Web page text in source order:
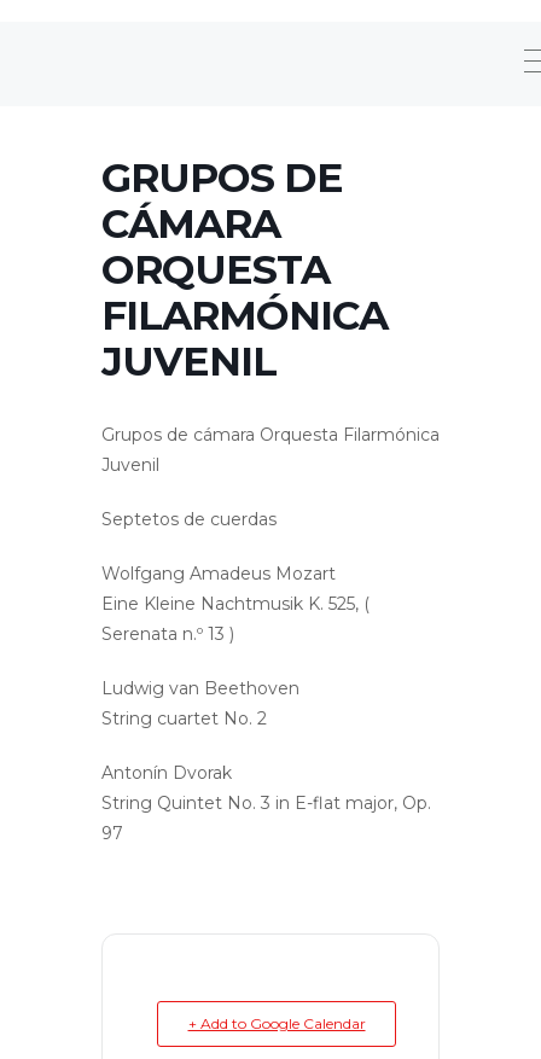
GRUPOS DE
CÁMARA
ORQUESTA
FILARMÓNICA
JUVENIL
Grupos de cámara Orquesta Filarmónica
Juvenil
Septetos de cuerdas
Wolfgang Amadeus Mozart
Eine Kleine Nachtmusik K. 525, (
Serenata n.º 13 )
Ludwig van Beethoven
String cuartet No. 2
Antonín Dvorak
String Quintet No. 3 in E-flat major, Op.
97
+ Add to Google Calendar